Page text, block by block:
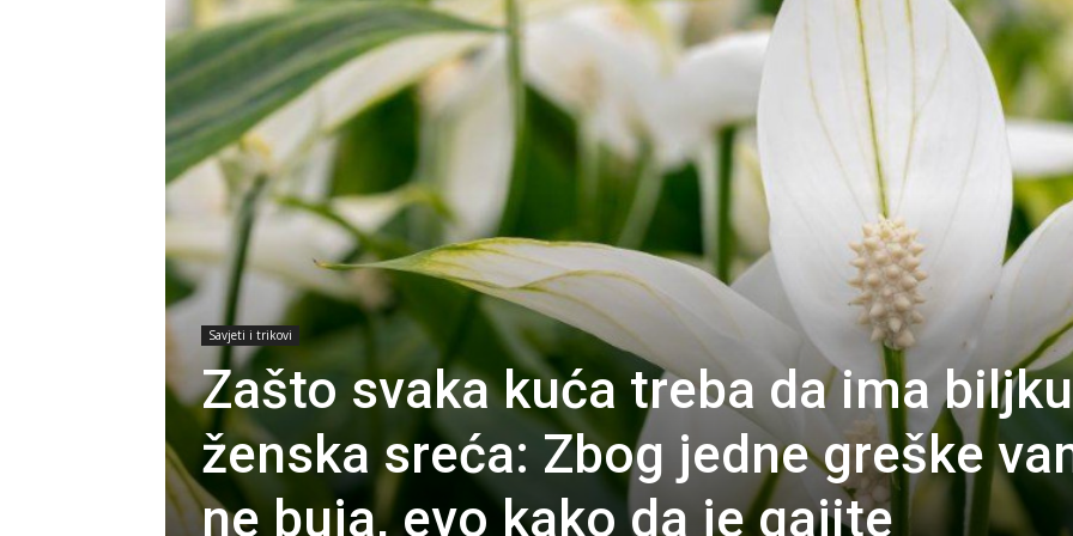
Savjeti i trikovi
Zašto svaka kuća treba da ima biljku
ženska sreća: Zbog jedne greške
ne buja, evo kako da je gajite